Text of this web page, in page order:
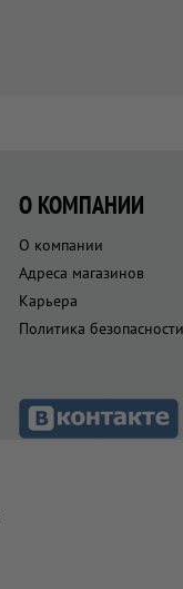
О КОМПАНИИ
О компании
Адреса магазинов
Карьера
Политика безопасности